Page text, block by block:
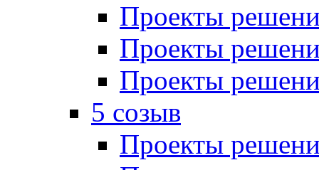
Проекты
Проекты
Проекты
5 созыв
Проекты